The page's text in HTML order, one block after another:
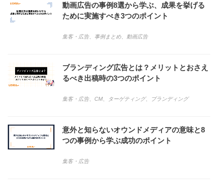
動画広告の事例8選から学ぶ、成果を挙げる
ために実施すべき3つのポイント
集客・広告、 事例まとめ 動画広告
ブランディング広告とは？メリットとおさえ
るべき出稿時の3つのポイント
集客・広告、 CM ターゲティング、 ブランディング
意外と知らないオウンドメディアの意味と8
つの事例から学ぶ成功のポイント
集客・広告